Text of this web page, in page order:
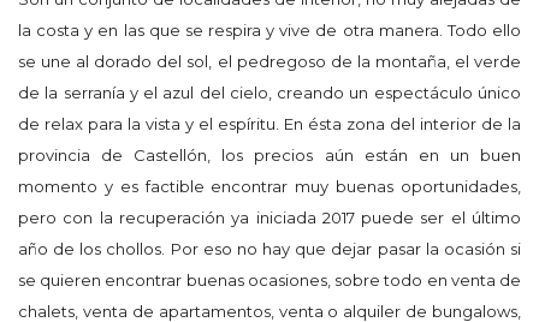
la costa y en las que se respira y vive de otra manera. Todo ello
se une al dorado del sol, el pedregoso de la montaña, el verde
de la serranía y el azul del cielo, creando un espectáculo único
de relax para la vista y el espíritu. En ésta zona del interior de la
provincia de Castellón, los precios aún están en un buen
momento y es factible encontrar muy buenas oportunidades,
pero con la recuperación ya iniciada 2017 puede ser el último
año de los chollos. Por eso no hay que dejar pasar la ocasión si
se quieren encontrar buenas ocasiones, sobre todo en venta de
chalets, venta de apartamentos, venta o alquiler de bungalows,